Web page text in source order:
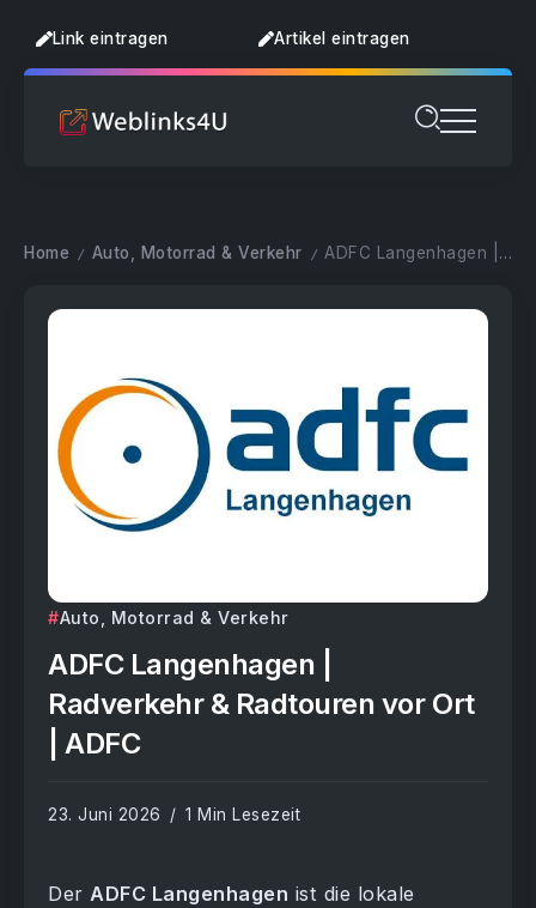
Link eintragen Artikel eintragen
Home / Auto, Motorrad & Verkehr / ADFC Langenhagen | Radverkehr & Radtouren vor Ort | ADFC
Auto, Motorrad & Verkehr
ADFC Langenhagen |
Radverkehr & Radtouren vor Ort
| ADFC
23. Juni 2026 1 Min Lesezeit
Der ADFC Langenhagen ist die lokale